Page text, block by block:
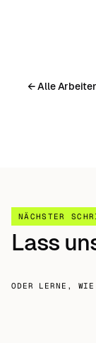
← Alle
NÄCHSTER
Lass
ODER LERNE,